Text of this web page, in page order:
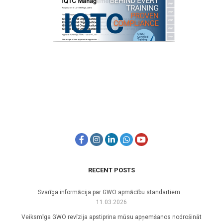
RECENT POSTS
Svarīga informācija par GWO apmācību standartiem
11.03.2026
Veiksmīga GWO revīzija apstiprina mūsu apņemšanos nodrošināt